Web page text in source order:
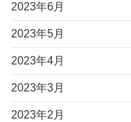
2023年6月
2023年5月
2023年4月
2023年3月
2023年2月